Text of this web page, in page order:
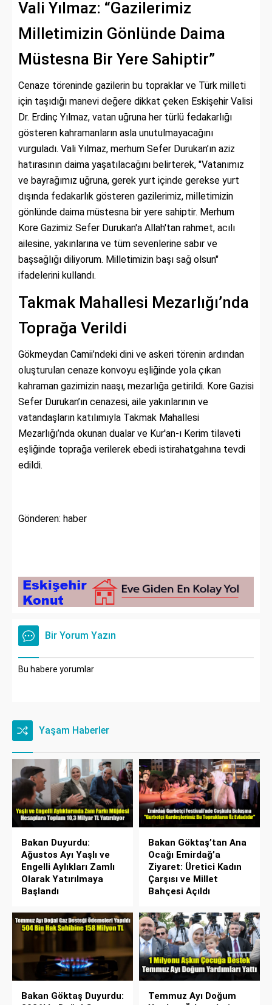
Vali Yılmaz: “Gazilerimiz
Milletimizin Gönlünde Daima
Müstesna Bir Yere Sahiptir”
Cenaze töreninde gazilerin bu topraklar ve Türk milleti
için taşıdığı manevi değere dikkat çeken Eskişehir Valisi
Dr. Erdinç Yılmaz, vatan uğruna her türlü fedakarlığı
gösteren kahramanların asla unutulmayacağını
vurguladı. Vali Yılmaz, merhum Sefer Durukan’ın aziz
hatırasının daima yaşatılacağını belirterek, "Vatanımız
ve bayrağımız uğruna, gerek yurt içinde gerekse yurt
dışında fedakarlık gösteren gazilerimiz, milletimizin
gönlünde daima müstesna bir yere sahiptir. Merhum
Kore Gazimiz Sefer Durukan'a Allah'tan rahmet, acılı
ailesine, yakınlarına ve tüm sevenlerine sabır ve
başsağlığı diliyorum. Milletimizin başı sağ olsun"
ifadelerini kullandı.
Takmak Mahallesi Mezarlığı’nda
Toprağa Verildi
Gökmeydan Camii’ndeki dini ve askeri törenin ardından
oluşturulan cenaze konvoyu eşliğinde yola çıkan
kahraman gazimizin naaşı, mezarlığa getirildi. Kore Gazisi
Sefer Durukan’ın cenazesi, aile yakınlarının ve
vatandaşların katılımıyla Takmak Mahallesi
Mezarlığı’nda okunan dualar ve Kur'an-ı Kerim tilaveti
eşliğinde toprağa verilerek ebedi istirahatgahına tevdi
edildi.
Gönderen: haber
Bir Yorum Yazın
Bu habere yorumlar
Yaşam Haberler
Bakan Duyurdu:
Ağustos Ayı Yaşlı ve
Engelli Aylıkları Zamlı
Olarak Yatırılmaya
Başlandı
Bakan Göktaş’tan Ana
Ocağı Emirdağ’a
Ziyaret: Üretici Kadın
Çarşısı ve Millet
Bahçesi Açıldı
Bakan Göktaş Duyurdu:
Temmuz Ayı Doğum